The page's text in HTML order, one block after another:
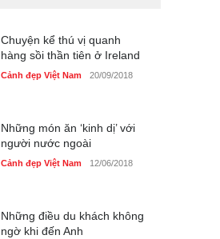
Cảnh đẹp Việt Nam 24/04/2020
Những món ăn đồng quê
Chuyện kể thú vị quanh
hàng sồi thần tiên ở Ireland
Cảnh đẹp Việt Nam 20/09/2018
Những món ăn ‘kinh dị’ với
người nước ngoài
Cảnh đẹp Việt Nam 12/06/2018
Những điều du khách không
ngờ khi đến Anh